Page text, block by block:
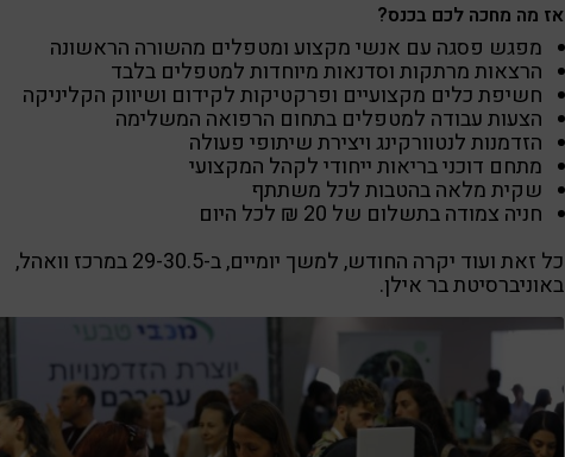
אז מה מחכה לכם בכנס?
מפגש פסגה עם אנשי מקצוע ומטפלים מהשורה הראשונה
הרצאות מרתקות וסדנאות מיוחדות למטפלים בלבד
חשיפת כלים מקצועיים ופרקטיקות לקידום ושיווק הקליניקה
הצעות עבודה למטפלים בתחום הרפואה המשלימה
הזדמנות לנטוורקינג ויצירת שיתופי פעולה
מתחם דוכני בריאות ייחודי לקהל המקצועי
שקית מלאה בהטבות לכל משתתף
חניה צמודה בתשלום של 20 ₪ לכל היום
כל זאת ועוד יקרה החודש, למשך יומיים, ב-29-30.5 במרכז וואהל,
באוניברסיטת בר אילן.